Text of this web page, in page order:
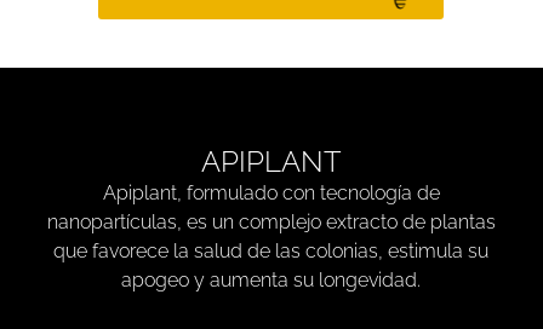
APIPLANT
Apiplant, formulado con tecnología de
nanopartículas, es un complejo extracto de plantas
que favorece la salud de las colonias, estimula su
apogeo y aumenta su longevidad.